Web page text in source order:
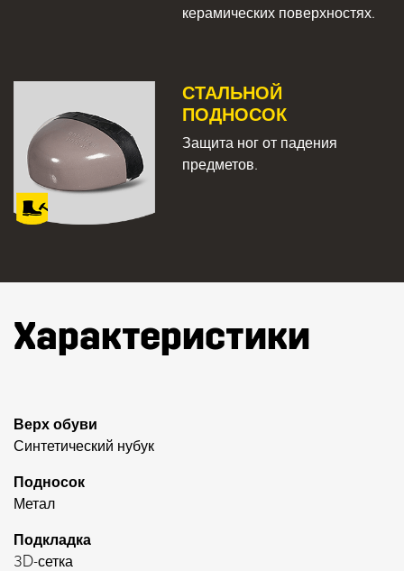
керамических поверхностях.
СТАЛЬНОЙ
ПОДНОСОК
Защита ног от падения
предметов.
Характеристики
Верх обуви
Синтетический нубук
Подносок
Метал
Подкладка
3D-сетка